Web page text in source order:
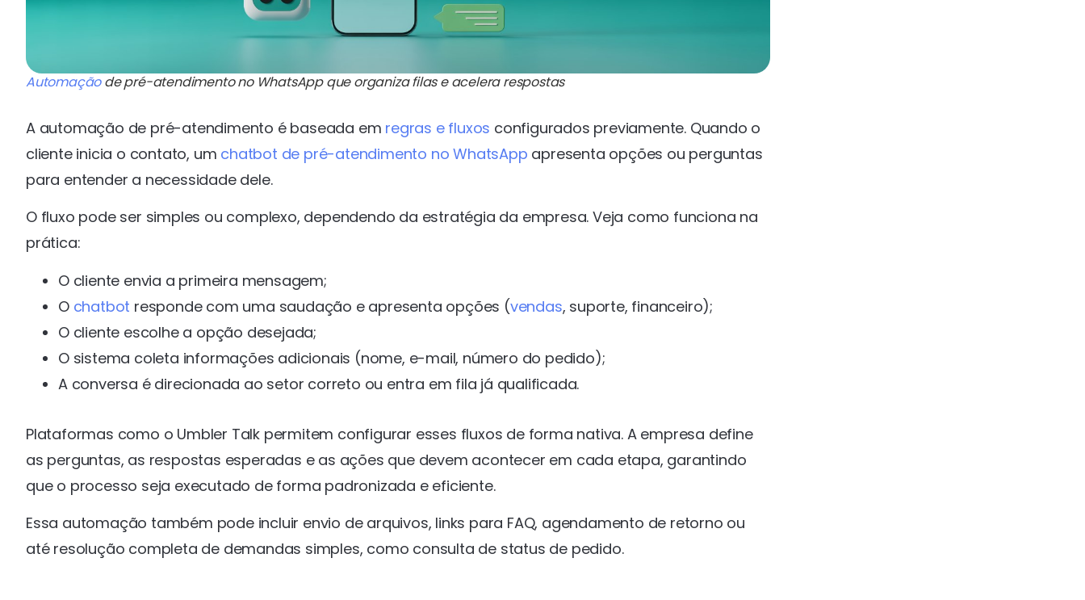
Automaçãode pré-atendimento no WhatsApp que organiza filas e acelera respostas
A automação de pré-atendimento é baseada em regras e fluxos configurados previamente. Quando o
cliente inicia o contato, um chatbot de pré-atendimento no WhatsApp apresenta opções ou perguntas
para entender a necessidade dele.
O fluxo pode ser simples ou complexo, dependendo da estratégia da empresa. Veja como funciona na
prática:
O cliente envia a primeira mensagem;
O chatbot responde com uma saudação e apresenta opções (vendas, suporte, financeiro);
O cliente escolhe a opção desejada;
O sistema coleta informações adicionais (nome, e-mail, número do pedido);
A conversa é direcionada ao setor correto ou entra em fila já qualificada.
Plataformas como o Umbler Talk permitem configurar esses fluxos de forma nativa. A empresa define
as perguntas, as respostas esperadas e as ações que devem acontecer em cada etapa, garantindo
que o processo seja executado de forma padronizada e eficiente.
Essa automação também pode incluir envio de arquivos, links para FAQ, agendamento de retorno ou
até resolução completa de demandas simples, como consulta de status de pedido.